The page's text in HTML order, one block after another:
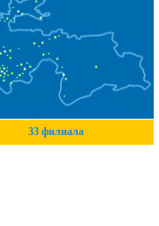
33 филиала